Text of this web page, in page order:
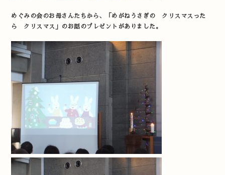
めぐみの会のお母さんたちから、「めがねうさぎの クリスマスった
ら クリスマス」のお話のプレゼントがありました。